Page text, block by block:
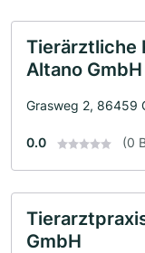
Tierärztliche
Altano GmbH
Grasweg 2, 86459
0.0 (0
GmbH